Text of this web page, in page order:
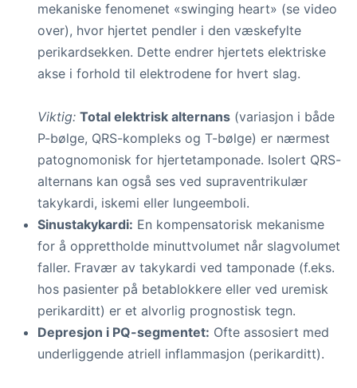
mekaniske fenomenet «swinging heart» (se video
over), hvor hjertet pendler i den væskefylte
perikardsekken. Dette endrer hjertets elektriske
akse i forhold til elektrodene for hvert slag.
Viktig: Total elektrisk alternans (variasjon i både
P-bølge, QRS-kompleks og T-bølge) er nærmest
patognomonisk for hjertetamponade. Isolert QRS-
alternans kan også ses ved supraventrikulær
takykardi, iskemi eller lungeemboli.
Sinustakykardi: En kompensatorisk mekanisme
for å opprettholde minuttvolumet når slagvolumet
faller. Fravær av takykardi ved tamponade (f.eks.
hos pasienter på betablokkere eller ved uremisk
perikarditt) er et alvorlig prognostisk tegn.
Depresjon i PQ-segmentet: Ofte assosiert med
underliggende atriell inflammasjon (perikarditt).